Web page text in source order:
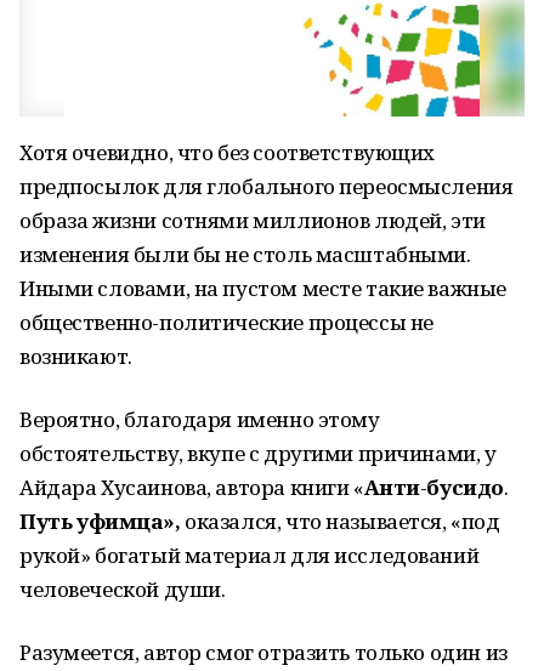
Хотя очевидно, что без соответствующих
предпосылок для глобального переосмысления
образа жизни сотнями миллионов людей, эти
изменения были бы не столь масштабными.
Иными словами, на пустом месте такие важные
общественно-политические процессы не
возникают.
Вероятно, благодаря именно этому
обстоятельству, вкупе с другими причинами, у
Айдара Хусаинова, автора книги «Анти-бусидо.
Путьуфимца», оказался, что называется, «под
рукой» богатый материал для исследований
человеческой души.
Разумеется, автор смог отразить только один из